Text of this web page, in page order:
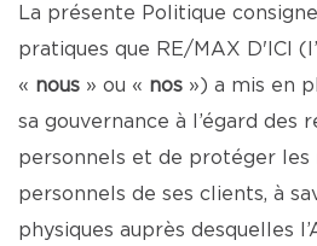
La présente Politique
pratiques que RE/MAX D'ICI
« nous » ou « nos ») a mis en
sa gouvernance à l’égard des
personnels et de protéger les
personnels de ses clients, à
physiques auprès desquelles